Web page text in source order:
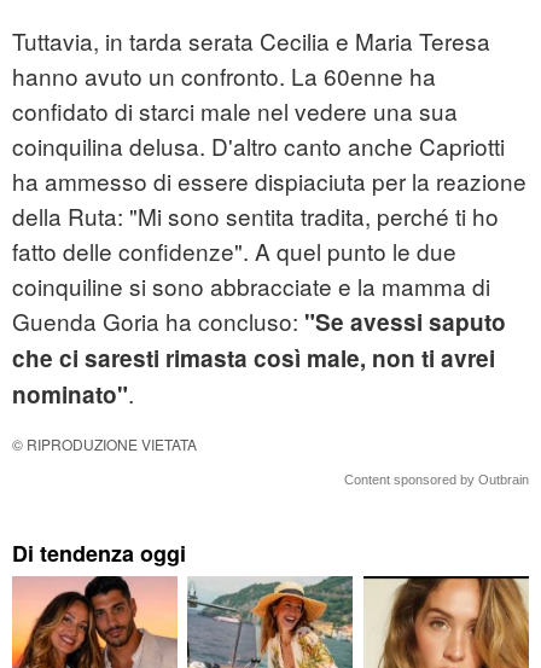
Tuttavia, in tarda serata Cecilia e Maria Teresa
hanno avuto un confronto. La 60enne ha
confidato di starci male nel vedere una sua
coinquilina delusa. D'altro canto anche Capriotti
ha ammesso di essere dispiaciuta per la reazione
della Ruta: "Mi sono sentita tradita, perché ti ho
fatto delle confidenze". A quel punto le due
coinquiline si sono abbracciate e la mamma di
Guenda Goria ha concluso: "Se avessi saputo
che ci saresti rimasta così male, non ti avrei
nominato".
© RIPRODUZIONE VIETATA
Content sponsored by Outbrain
Di tendenza oggi